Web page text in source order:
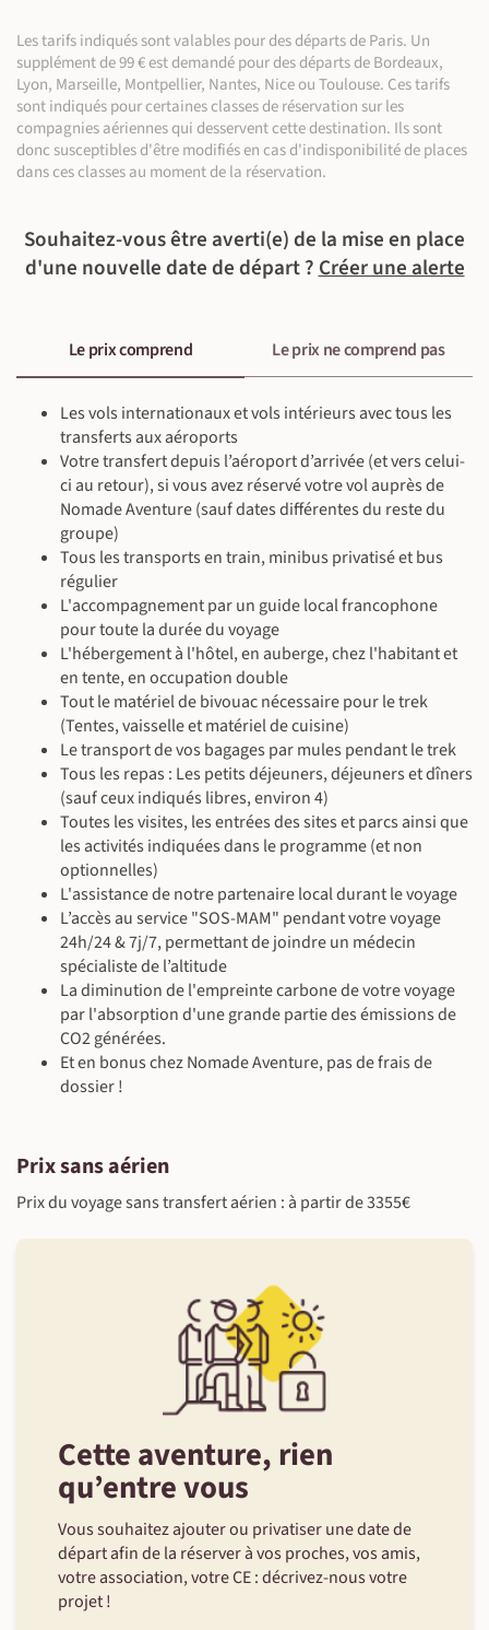
©
©
©
©
©
©
la même visite du Machu Picchu (tout le monde sera toutefois
accompagné d’un guide francophone).
Circuit 1 - Le Panoramique : Route panoramique incluant les
terrasses supérieures et Intipunku (porte du Soleil ;
principalement en haute saison). Idéal pour photographier la
citadelle avec le Huayna Picchu en arrière-plan.
recommandé pour une visite complète.
Circuit 3 - Le Royal : Combinaison du circuit classique avec des
Chez l'habitant
Petit-déjeuner, déjeuner & dîner inclus
Guide local francophone
En train panoramique (~1 h 30), En bus (10 km ~30 min), En
minibus privé (35 km ~1 h)
Visite culturelle (~2 h)
Altitude max de 2430 m
©
©
©
Guide local francophone
Sortie en bateau (~4 h)
Altitude max de 4000 m
©
Les tarifs indiqués sont valables pour des départs de Paris. Un
supplément de 99 € est demandé pour des départs de Bordeaux,
Lyon, Marseille, Montpellier, Nantes, Nice ou Toulouse. Ces tarifs
sont indiqués pour certaines classes de réservation sur les
compagnies aériennes qui desservent cette destination. Ils sont
donc susceptibles d'être modifiés en cas d'indisponibilité de places
dans ces classes au moment de la réservation.
Souhaitez-vous être averti(e) de la mise en place
d'une nouvelle date de départ ?Créer une alerte
Le prix comprend Le prix ne comprend pas
Les vols internationaux et vols intérieurs avec tous les
transferts aux aéroports
Votre transfert depuis l’aéroport d’arrivée (et vers celui-
ci au retour), si vous avez réservé votre vol auprès de
Nomade Aventure (sauf dates différentes du reste du
groupe)
Tous les transports en train, minibus privatisé et bus
régulier
L'accompagnement par un guide local francophone
pour toute la durée du voyage
L'hébergement à l'hôtel, en auberge, chez l'habitant et
en tente, en occupation double
Tout le matériel de bivouac nécessaire pour le trek
(Tentes, vaisselle et matériel de cuisine)
Le transport de vos bagages par mules pendant le trek
Tous les repas : Les petits déjeuners, déjeuners et dîners
(sauf ceux indiqués libres, environ 4)
Toutes les visites, les entrées des sites et parcs ainsi que
les activités indiquées dans le programme (et non
optionnelles)
L'assistance de notre partenaire local durant le voyage
L’accès au service "SOS-MAM" pendant votre voyage
24h/24 & 7j/7, permettant de joindre un médecin
spécialiste de l’altitude
La diminution de l'empreinte carbone de votre voyage
par l'absorption d'une grande partie des émissions de
CO2 générées.
Et en bonus chez Nomade Aventure, pas de frais de
dossier !
Prix sans aérien
Prix du voyage sans transfert aérien : à partir de 3355€
Cette aventure, rien
qu’entre vous
Vous souhaitez ajouter ou privatiser une date de
départ afin de la réserver à vos proches, vos amis,
votre association, votre CE : décrivez-nous votre
projet !